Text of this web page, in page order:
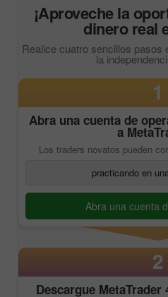
¡Aproveche la
dinero real
Realice cuatro sencillos pasos
la
1
Abra una cuenta de
a
Los traders novatos pueden
practicando en
Abra una cuenta
2
Descargue MetaTrader